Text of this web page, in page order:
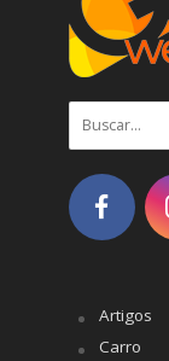
Artigos
Carro